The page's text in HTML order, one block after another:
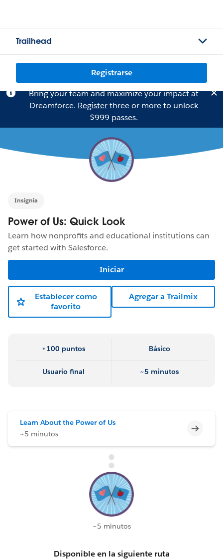
Trailhead
Registrarse
Bring your team and maximize your impact at
Dreamforce. Registerthree or more to unlock
$999 passes.
Insignia
Power of Us: Quick Look
Learn how nonprofits and educational institutions can
get started with Salesforce.
Iniciar
Establecer como
favorito
Agregar a Trailmix
+100 puntos Básico
Usuario final ~5 minutos
Learn About the Power of Us
~5 minutos
~5 minutos
Disponible en la siguiente ruta